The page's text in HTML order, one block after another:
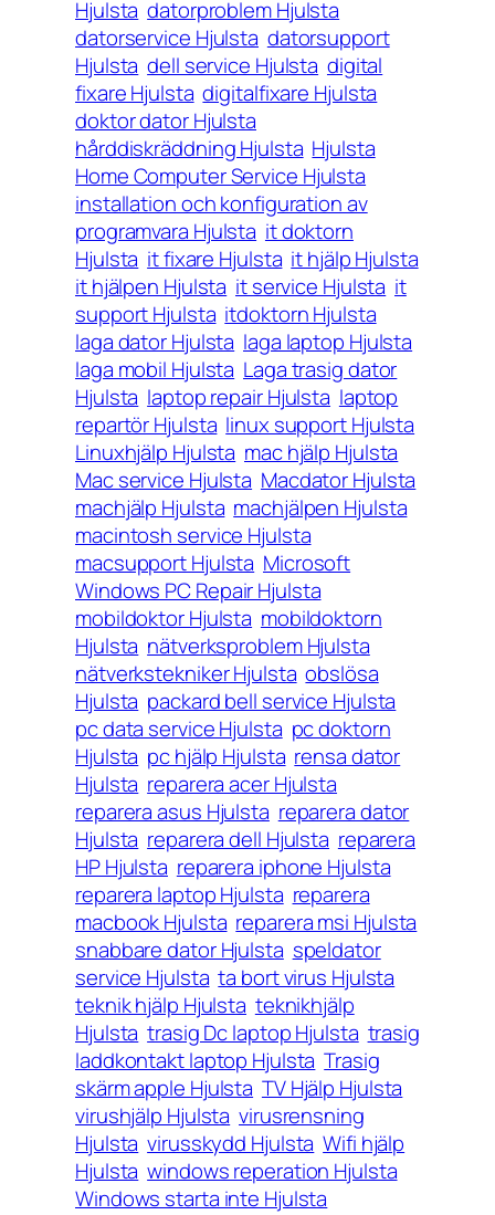
Hjulsta datorproblem Hjulsta
datorservice Hjulsta datorsupport
Hjulsta dell service Hjulsta digital
fixare Hjulsta digitalfixare Hjulsta
doktor dator Hjulsta
hårddiskräddning Hjulsta Hjulsta
Home Computer Service Hjulsta
installation och konfiguration av
programvara Hjulsta it doktorn
Hjulsta it fixare Hjulsta it hjälp Hjulsta
it hjälpen Hjulsta it service Hjulsta it
support Hjulsta itdoktorn Hjulsta
laga dator Hjulsta laga laptop Hjulsta
laga mobil Hjulsta Laga trasig dator
Hjulsta laptop repair Hjulsta laptop
repartör Hjulsta linux support Hjulsta
Linuxhjälp Hjulsta mac hjälp Hjulsta
Mac service Hjulsta Macdator Hjulsta
machjälp Hjulsta machjälpen Hjulsta
macintosh service Hjulsta
macsupport Hjulsta Microsoft
Windows PC Repair Hjulsta
mobildoktor Hjulsta mobildoktorn
Hjulsta nätverksproblem Hjulsta
nätverkstekniker Hjulsta obslösa
Hjulsta packard bell service Hjulsta
pc data service Hjulsta pc doktorn
Hjulsta pc hjälp Hjulsta rensa dator
Hjulsta reparera acer Hjulsta
reparera asus Hjulsta reparera dator
Hjulsta reparera dell Hjulsta reparera
HP Hjulsta reparera iphone Hjulsta
reparera laptop Hjulsta reparera
macbook Hjulsta reparera msi Hjulsta
snabbare dator Hjulsta speldator
service Hjulsta ta bort virus Hjulsta
teknik hjälp Hjulsta teknikhjälp
Hjulsta trasig Dc laptop Hjulsta trasig
laddkontakt laptop Hjulsta Trasig
skärm apple Hjulsta TV Hjälp Hjulsta
virushjälp Hjulsta virusrensning
Hjulsta virusskydd Hjulsta Wifi hjälp
Hjulsta windows reperation Hjulsta
Windows starta inte Hjulsta